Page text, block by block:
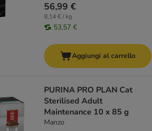
56,99 €
8,14 € / kg
53,57 €
Aggiungi al carrello
PURINA PRO PLAN Cat
Sterilised Adult
Maintenance 10 x 85 g
Manzo